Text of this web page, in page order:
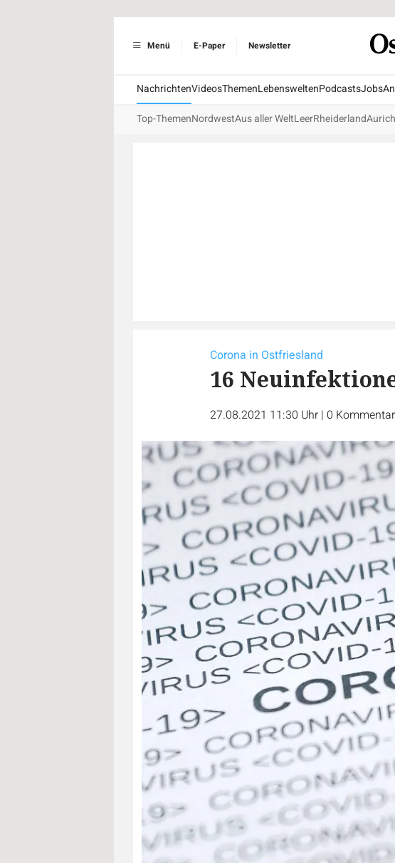
Menü E-Paper Newsletter
NachrichtenVideosThemenLebensweltenPodcastsJobs
Top-ThemenNordwestAus aller WeltLeerRheiderlandAurich
Corona in Ostfriesland
16
27.08.2021 11:30 Uhr | 0